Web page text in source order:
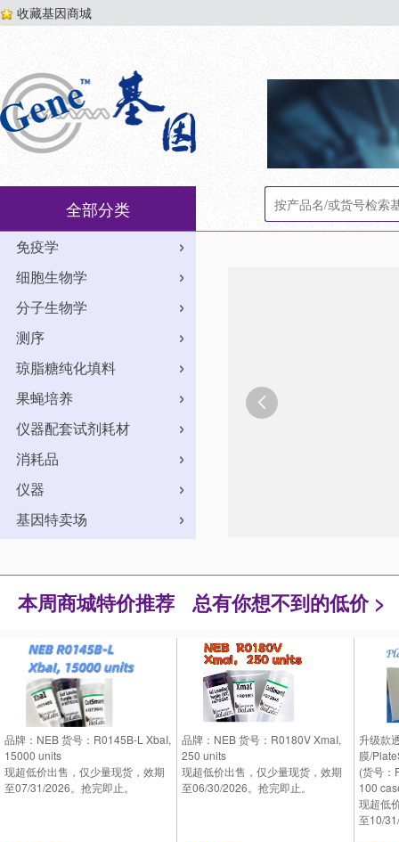
收藏基因商城
全部分类
免疫学
细胞生物学
分子生物学
测序
琼脂糖纯化填料
果蝇培养
仪器配套试剂耗材
消耗品
仪器
基因特卖场

本周商城特价推荐 总有你想不到的低价 >
品牌：NEB 货号：R0145B-L XbaI,
15000 units
现超低价出售，仅少量现货，效期
至07/31/2026。抢完即止。
品牌：NEB 货号：R0180V XmaI,
250 units
现超低价出售，仅少量现货，效期
至06/30/2026。抢完即止。
升级款
膜/
(货号：
100
现超低
至10/